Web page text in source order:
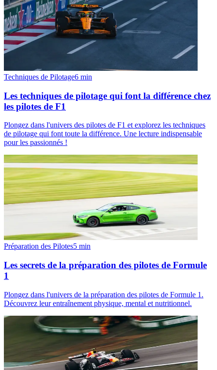
Techniques de Pilotage6 min
Les techniques de pilotage qui font la différence chez
les pilotes de F1
Plongez dans l'univers des pilotes de F1 et explorez les techniques
de pilotage qui font toute la différence. Une lecture indispensable
pour les passionnés !
Préparation des Pilotes5 min
Les secrets de la préparation des pilotes de Formule
1
Plongez dans l'univers de la préparation des pilotes de Formule 1.
Découvrez leur entraînement physique, mental et nutritionnel.